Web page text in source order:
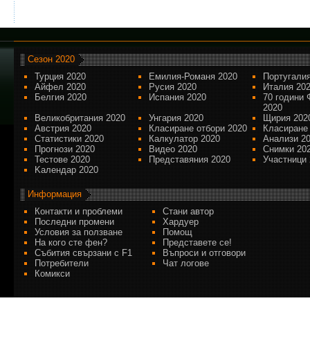
Сезон 2020
Турция 2020
Емилия-Романя 2020
Айфел 2020
Русия 2020
Италия
Белгия 2020
Испания 2020
70 години
2020
Великобритания 2020
Унгария 2020
Щирия
Австрия 2020
Класиране отбори 2020
Статистики 2020
Калкулатор 2020
Анализи
Прогнози 2020
Видео 2020
Снимки
Тестове 2020
Представяния 2020
Участници
Kалендар 2020
Информация
Контакти и проблеми
Стани автор
Последни промени
Хардуер
Условия за ползване
Помощ
На кого сте фен?
Представете се!
Събития свързани с F1
Въпроси и отговори
Потребители
Чат логове
Комикси